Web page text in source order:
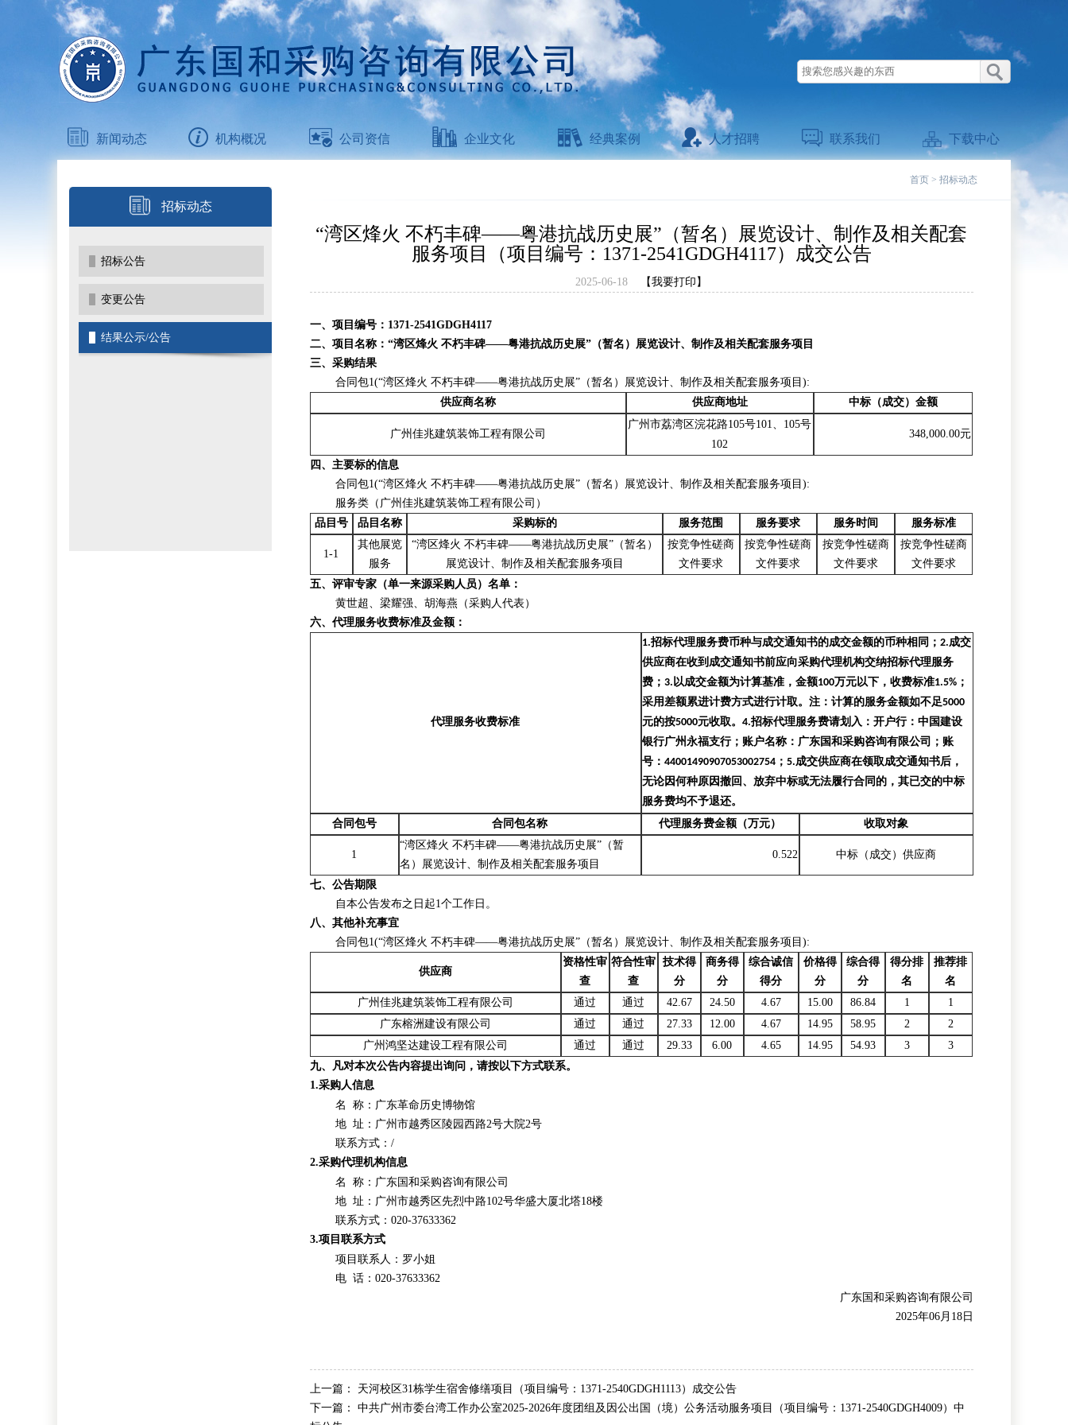
新闻动态 机构概况 公司资信 企业文化 经典案例 人才招聘 联系我们 下载中心
首页 > 招标动态
招标动态
招标公告
变更公告
结果公示/公告
“湾区烽火 不朽丰碑——粤港抗战历史展”（暂名）展览设计、制作及相关配套
服务项目（项目编号：1371-2541GDGH4117）成交公告
2025-06-18 【我要打印】
一、项目编号： 1371-2541GDGH4117
二、项目名称： “湾区烽火 不朽丰碑——粤港抗战历史展”（暂名）展览设计、制作及相关配套服务项目
三、采购结果
合同包1(“湾区烽火 不朽丰碑——粤港抗战历史展”（暂名）展览设计、制作及相关配套服务项目):
供应商名称
供应商地址 中标（成交）金额
广州佳兆建筑装饰工程有限公司
广州市荔湾区浣花路105号101、105号
102
348,000.00元
四、主要标的信息
合同包1(“湾区烽火 不朽丰碑——粤港抗战历史展”（暂名）展览设计、制作及相关配套服务项目):
服务类（广州佳兆建筑装饰工程有限公司）
品目号
品目名称 采购标的 服务范围 服务要求 服务时间 服务标准
1-1
其他展览
服务
“湾区烽火 不朽丰碑——粤港抗战历史展”（暂名）
展览设计、制作及相关配套服务项目
按竞争性磋商
文件要求
按竞争性磋商
文件要求
按竞争性磋商
文件要求
按竞争性磋商
文件要求
五、评审专家（单一来源采购人员）名单：
黄世超、梁耀强、胡海燕（采购人代表）
六、代理服务收费标准及金额：
代理服务收费标准
1.招标代理服务费币种与成交通知书的成交金额的币种相同； 2.成交
供应商在收到成交通知书前应向采购代理机构交纳招标代理服务
费； 3.以成交金额为计算基准，金额100万元以下，收费标准1.5%；
采用差额累进计费方式进行计取。注：计算的服务金额如不足5000
元的按5000元收取。 4.招标代理服务费请划入：开户行：中国建设
银行广州永福支行；账户名称：广东国和采购咨询有限公司；账
号： 44001490907053002754； 5.成交供应商在领取成交通知书后，
无论因何种原因撤回、放弃中标或无法履行合同的，其已交的中标
服务费均不予退还。
合同包号
合同包名称 代理服务费金额（万元） 收取对象
1
“湾区烽火 不朽丰碑——粤港抗战历史展”（暂
名）展览设计、制作及相关配套服务项目
0.522 中标（成交）供应商
七、公告期限
自本公告发布之日起1个工作日。
八、其他补充事宜
合同包1(“湾区烽火 不朽丰碑——粤港抗战历史展”（暂名）展览设计、制作及相关配套服务项目):
供应商
资格性审
查
符合性审
查
技术得
分
商务得
分
综合诚信
得分
价格得
分
综合得
分
得分排
名
推荐排
名
广州佳兆建筑装饰工程有限公司
通过 通过 42.67 24.50 4.67 15.00 86.84 1
1
广东榕洲建设有限公司
通过 通过 27.33 12.00 4.67 14.95 58.95 2
2
广州鸿坚达建设工程有限公司
通过 通过 29.33 6.00 4.65 14.95 54.93 3
3
九、凡对本次公告内容提出询问，请按以下方式联系。
1.采购人信息
名 称：广东革命历史博物馆
地址：广州市越秀区陵园西路2号大院2号
联系方式： /
2.采购代理机构信息
名 称：广东国和采购咨询有限公司
地址：广州市越秀区先烈中路102号华盛大厦北塔18楼
联系方式： 020-37633362
3.项目联系方式
项目联系人：罗小姐
电话：020-37633362
广东国和采购咨询有限公司
2025年06月18日
上一篇： 天河校区31栋学生宿舍修缮项目（项目编号：1371-2540GDGH1113）成交公告
下一篇： 中共广州市委台湾工作办公室2025-2026年度团组及因公出国（境）公务活动服务项目（项目编号：1371-2540GDGH4009）中